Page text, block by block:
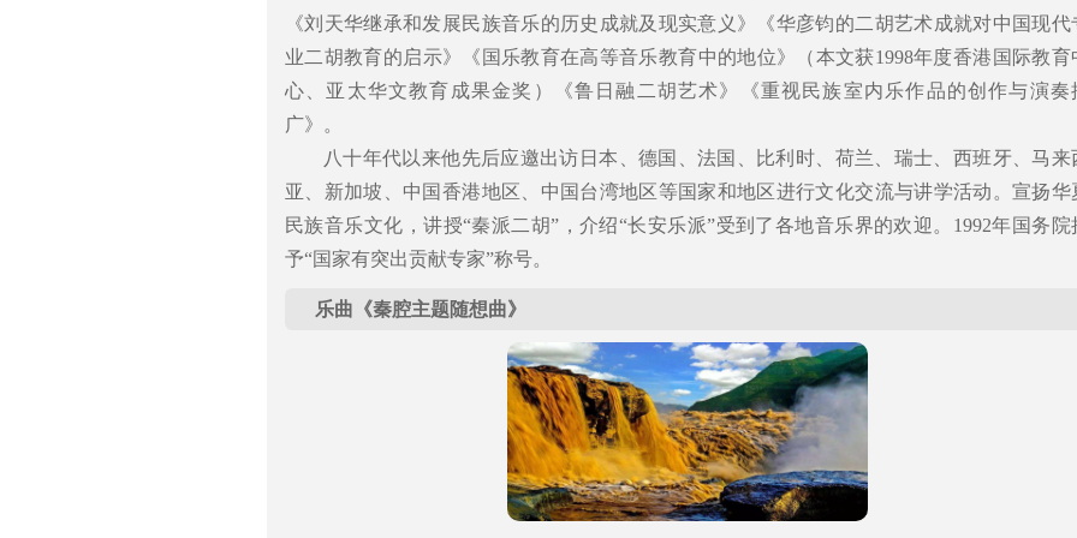
《刘天华继承和发展民族音乐的历史成就及现实意义》《华彦钧的二胡艺术成就对中国现代
业二胡教育的启示》《国乐教育在高等音乐教育中的地位》（本文获1998年度香港国际教育
心、亚太华文教育成果金奖）《鲁日融二胡艺术》《重视民族室内乐作品的创作与演奏
广》。
八十年代以来他先后应邀出访日本、德国、法国、比利时、荷兰、瑞士、西班牙、马来
亚、新加坡、中国香港地区、中国台湾地区等国家和地区进行文化交流与讲学活动。宣扬华
民族音乐文化，讲授“秦派二胡”，介绍“长安乐派”受到了各地音乐界的欢迎。1992年国务院
予“国家有突出贡献专家”称号。
乐曲《秦腔主题随想曲》